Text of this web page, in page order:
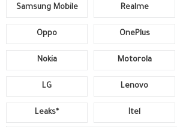
Samsung Mobile Realme
Oppo OnePlus
Nokia Motorola
LG Lenovo
Leaks* Itel